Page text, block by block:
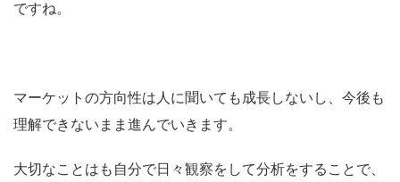
ですね。
マーケットの方向性は人に聞いても成長しないし、今後も
理解できないまま進んでいきます。
大切なことはも自分で日々観察をして分析をすることで、